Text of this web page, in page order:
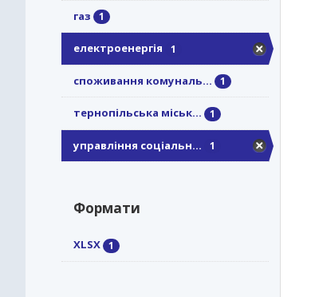
газ 1
електроенергія 1
споживання комуналь... 1
тернопільська міськ... 1
управління соціальн... 1
Формати
XLSX 1